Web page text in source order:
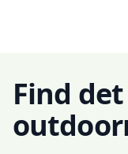
Find